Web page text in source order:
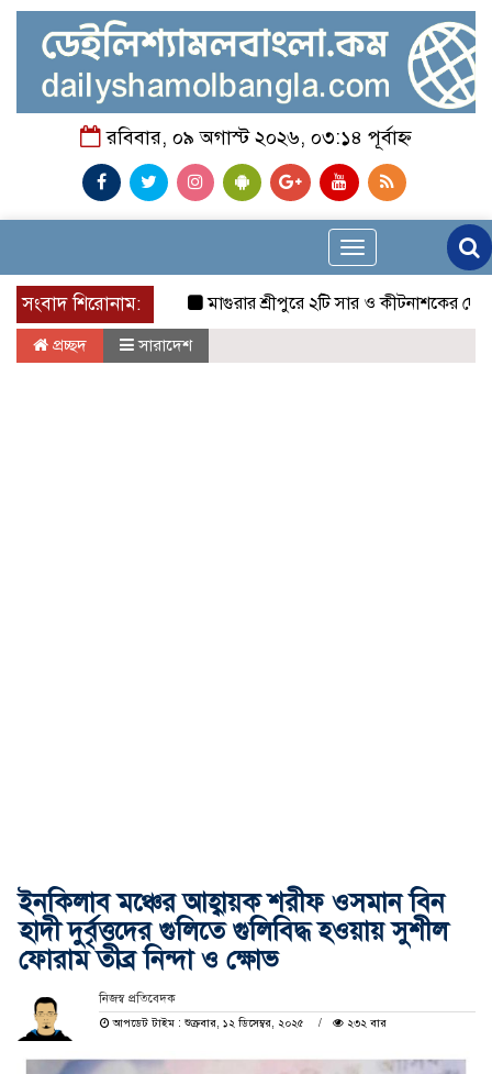
রবিবার, ০৯ অগাস্ট ২০২৬, ০৩:১৪ পূর্বাহ্ন
Toggle
navigation
সংবাদ শিরোনাম:
মাগুরার শ্রীপুরে ২টি সার ও কীটনাশকের দোকানে
প্রচ্ছদ সারাদেশ
ইনকিলাব মঞ্চের আহ্বায়ক শরীফ ওসমান বিন
হাদী দুর্বৃত্তদের গুলিতে গুলিবিদ্ধ হওয়ায় সুশীল
ফোরাম তীব্র নিন্দা ও ক্ষোভ
নিজস্ব প্রতিবেদক
আপডেট টাইম : শুক্রবার, ১২ ডিসেম্বর, ২০২৫
২৩২ বার